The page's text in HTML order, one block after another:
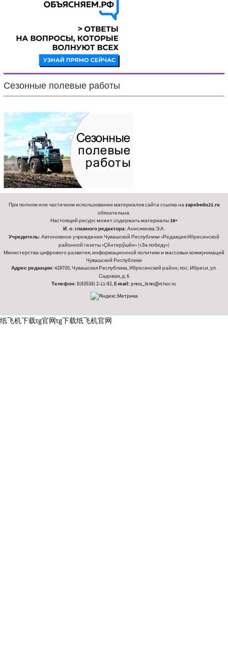
Сезонные полевые работы
При полном или частичном использовании материалов сайта ссылка наzapobedu21.ru
обязательна.
Настоящий ресурс может содержать материалы18+
И. о. главного редактора:Анисимова Э.А.
Учредитель:Автономное учреждение Чувашской Республики «Редакция Ибресинской
районной газеты «Ҫӗнтерӳшӗн» («За победу»)
Министерства цифрового развития, информационной политики и массовых коммуникаций
Чувашской Республики
Адрес редакции:429700, Чувашская Республика, Ибресинский район, пос. Ибреси, ул.
Садовая, д. 6
Телефон:8(83538) 2-11-92,E-mail:press_ibres@rchuv.ru
纸飞机下载tg官网tg下载纸飞机官网